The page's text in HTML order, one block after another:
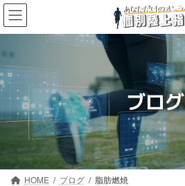
コ
ン
テ
ン
ツ
へ
ス
ッ
ナ
ビ
ゲ
ー
シ
ョ
ン
移
ブログ
HOME ブログ 脂肪燃焼